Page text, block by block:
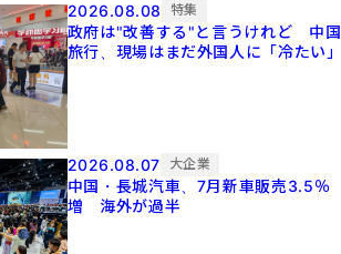
2026.08.08 特集
政府は"改善する"と言うけれど 中国
旅行、現場はまだ外国人に「冷たい
2026.08.07 大企業
中国・長城汽車、7月新車販売3.5％
増 海外が過半